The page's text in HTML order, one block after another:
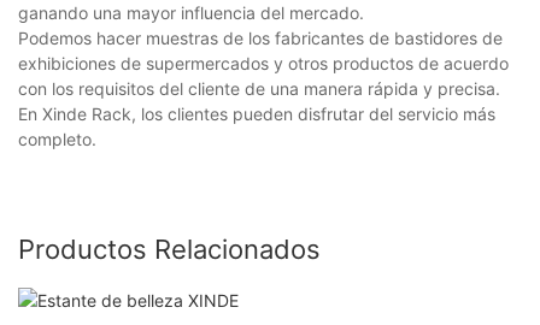
ganando una mayor influencia del mercado.
Podemos hacer muestras de los fabricantes de bastidores de
exhibiciones de supermercados y otros productos de acuerdo
con los requisitos del cliente de una manera rápida y precisa.
En Xinde Rack, los clientes pueden disfrutar del servicio más
completo.
Productos Relacionados